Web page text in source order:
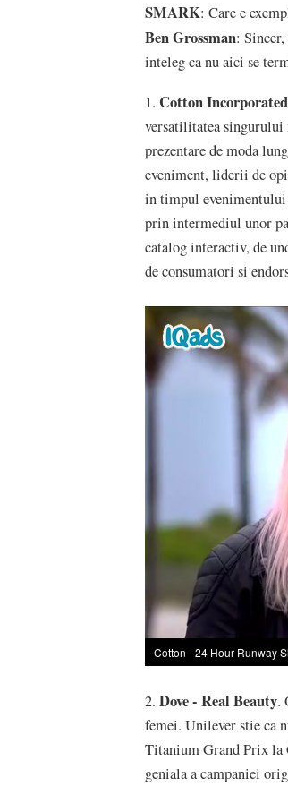
SMARK: Care e
Ben Grossman:
inteleg ca nu aici se
1. Cotton
versatilitatea singurului
prezentare de moda
eveniment, liderii de
in timpul
prin intermediul unor
catalog interactiv, de
de consumatori si
Cotton - 24 Hour Runway
2. Dove - Real Beauty.
femei. Unilever stie ca
Titanium Grand Prix la
geniala a campaniei